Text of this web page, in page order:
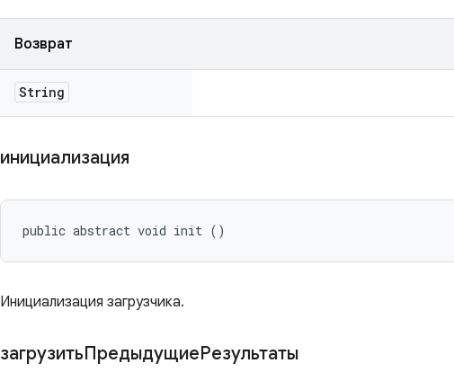
Возврат
String
инициализация
public abstract void init ()
Инициализация загрузчика.
загрузитьПредыдущиеРезультаты